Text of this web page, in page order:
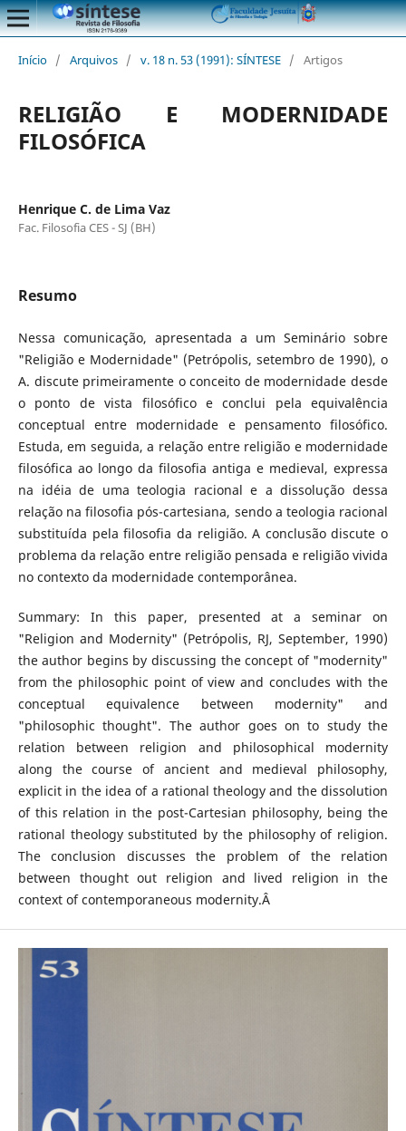
Início / Arquivos / v. 18 n. 53 (1991): SÍNTESE / Artigos
RELIGIÃO E MODERNIDADE
FILOSÓFICA
Henrique C. de Lima Vaz
Fac. Filosofia CES - SJ (BH)
Resumo
Nessa comunicação, apresentada a um Seminário sobre
"Religião e Modernidade" (Petrópolis, setembro de 1990), o
A. discute primeiramente o conceito de modernidade desde
o ponto de vista filosófico e conclui pela equivalência
conceptual entre modernidade e pensamento filosófico.
Estuda, em seguida, a relação entre religião e modernidade
filosófica ao longo da filosofia antiga e medieval, expressa
na idéia de uma teologia racional e a dissolução dessa
relação na filosofia pós-cartesiana, sendo a teologia racional
substituída pela filosofia da religião. A conclusão discute o
problema da relação entre religião pensada e religião vivida
no contexto da modernidade contemporânea.
Summary: In this paper, presented at a seminar on
"Religion and Modernity" (Petrópolis, RJ, September, 1990)
the author begins by discussing the concept of "modernity"
from the philosophic point of view and concludes with the
conceptual equivalence between modernity" and
"philosophic thought". The author goes on to study the
relation between religion and philosophical modernity
along the course of ancient and medieval philosophy,
explicit in the idea of a rational theology and the dissolution
of this relation in the post-Cartesian philosophy, being the
rational theology substituted by the philosophy of religion.
The conclusion discusses the problem of the relation
between thought out religion and lived religion in the
context of contemporaneous modernity.Â